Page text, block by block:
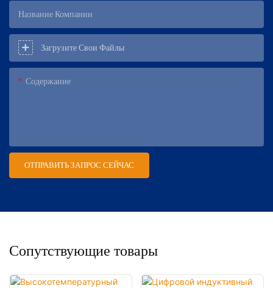
Название Компании
Загрузите Свои Файлы
Содержание
ОТПРАВИТЬ ЗАПРОС СЕЙЧАС
Сопутствующие товары